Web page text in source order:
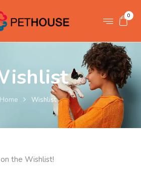
0
Home Wishlist
the Wishlist!